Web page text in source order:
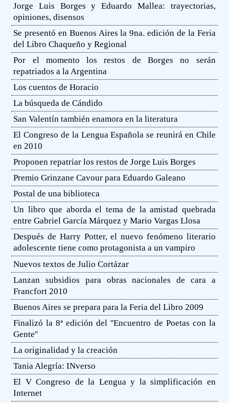
Jorge Luis Borges y Eduardo Mallea: trayectorias,
opiniones, disensos
Se presentó en Buenos Aires la 9na. edición de la Feria
del Libro Chaqueño y Regional
Por el momento los restos de Borges no serán
repatriados a la Argentina
Los cuentos de Horacio
La búsqueda de Cándido
San Valentín también enamora en la literatura
El Congreso de la Lengua Española se reunirá en Chile
en 2010
Proponen repatriar los restos de Jorge Luis Borges
Premio Grinzane Cavour para Eduardo Galeano
Postal de una biblioteca
Un libro que aborda el tema de la amistad quebrada
entre Gabriel García Márquez y Mario Vargas Llosa
Después de Harry Potter, el nuevo fenómeno literario
adolescente tiene como protagonista a un vampiro
Nuevos textos de Julio Cortázar
Lanzan subsidios para obras nacionales de cara a
Francfort 2010
Buenos Aires se prepara para la Feria del Libro 2009
Finalizó la 8ª edición del ''Encuentro de Poetas con la
Gente''
La originalidad y la creación
Tania Alegría: INverso
El V Congreso de la Lengua y la simplificación en
Internet